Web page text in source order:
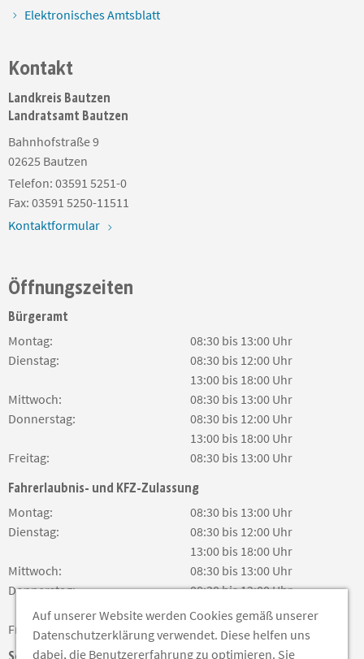
Kontakt
Landkreis Bautzen
Landratsamt Bautzen
Bahnhofstraße 9
02625 Bautzen
Telefon: 03591 5251-0
Fax: 03591 5250-11511
Kontaktformular
Elektronisches Amtsblatt
Öffnungszeiten
Bürgeramt
Montag:
08:30 bis 13:00 Uhr
Dienstag:
08:30 bis 12:00 Uhr
13:00 bis 18:00 Uhr
Mittwoch:
08:30 bis 13:00 Uhr
Donnerstag:
08:30 bis 12:00 Uhr
13:00 bis 18:00 Uhr
Freitag:
08:30 bis 13:00 Uhr
Fahrerlaubnis- und KFZ-Zulassung
Montag:
08:30 bis 13:00 Uhr
Dienstag:
08:30 bis 12:00 Uhr
13:00 bis 18:00 Uhr
Mittwoch:
08:30 bis 13:00 Uhr
Donnerstag:
08:30 bis 12:00 Uhr
13:00 bis 18:00 Uhr
Freitag:
08:30 bis 13:00 Uhr
Auf unserer Website werden Cookies gemäß unserer
Datenschutzerklärung verwendet. Diese helfen uns
dabei, die Benutzererfahrung zu optimieren. Sie